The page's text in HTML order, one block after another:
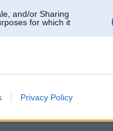
and/or Sharing
for which it
Privacy Policy